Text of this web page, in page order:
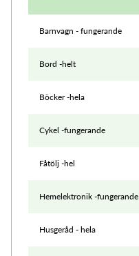
Barnvagn - fungerande
Bord -helt
Böcker -hela
Cykel -fungerande
Fåtölj -hel
Hemelektronik -fungerande
Husgeråd - hela